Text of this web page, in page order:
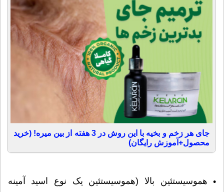
جای هر زخم و بخیه با این روش در 3 هفته از بین میره! (خرید
محصول+آموزش رایگان)
•هموسیستئین بالا (هموسیستئین یک نوع اسید آمینه